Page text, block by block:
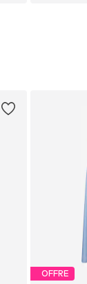
OFFRE